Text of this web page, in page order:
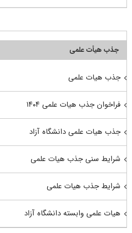
جذب هیأت علمی
جذب هیات علمی
فراخوان جذب هیات علمی ۱۴۰۴
جذب هیات علمی دانشگاه آزاد
شرایط سنی جذب هیات علمی
شرایط جذب هیات علمی
هیات علمی وابسته دانشگاه آزاد